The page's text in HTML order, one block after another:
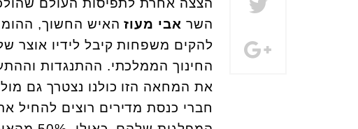
הצצה אחרת לתפיסות העולם
השר אבי מעוז האיש החשוך,
להקים משפחות קיבל לידיו אוצר
החינוך הממלכתי. ההתנגדות
את המחאה הזו כולנו נצטרך גם
חברי כנסת מדירים רוצים להחיל